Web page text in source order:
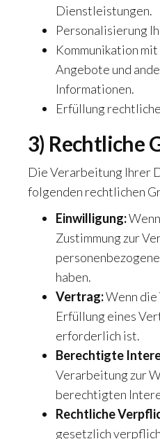
Dienstleistungen.
Personalisierung
Kommunikation
Angebote und
Informationen.
Erfüllung
3) Rechtliche
Die Verarbeitung Ihrer
folgenden rechtlichen
Einwilligung:
Zustimmung zur
haben.
Vertrag:Wenn
Erfüllung eines
erforderlich ist.
Berechtigte
Verarbeitung zur
berechtigten
Rechtliche
gesetzlich